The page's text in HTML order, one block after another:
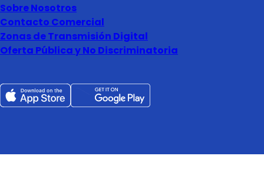
Sobre Nosotros
Contacto Comercial
Zonas de Transmisión Digital
Oferta Pública y No Discriminatoria